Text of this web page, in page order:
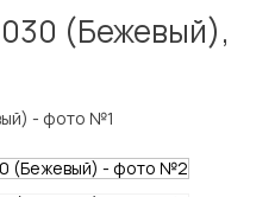
(Бежевый),